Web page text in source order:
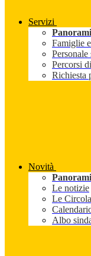
Servizi
Famiglie
Personale
Percorsi
Richiesta
Novità
Le notizie
Le
Albo